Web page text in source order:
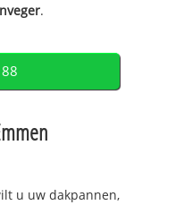
.
u uw dakpannen,